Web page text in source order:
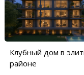
Клубный дом в
районе